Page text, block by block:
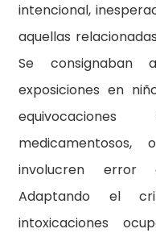
intencional,
aquellas
Se
exposiciones en
involucren error
Adaptando el
intoxicaciones